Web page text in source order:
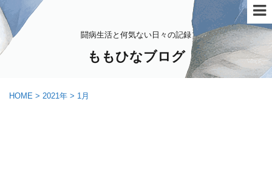
闘病生活と何気ない日々の記録
ももひなブログ
HOME > 2021年 > 1月